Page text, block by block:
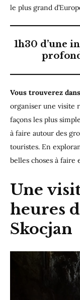
le plus grand
1h30 d’une
Vous trouverez
organiser une visite
façons les plus
à faire autour des
touristes. En
belles choses à faire
Une
heures
Skocjan